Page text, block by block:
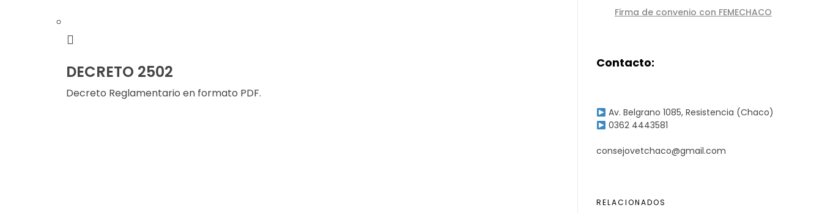
DECRETO 2502
Decreto Reglamentario en formato PDF.
Firma de convenio con FEMECHACO
Contacto:
Av. Belgrano 1085, Resistencia (Chaco)
0362 4443581
consejovetchaco@gmail.com
RELACIONADOS